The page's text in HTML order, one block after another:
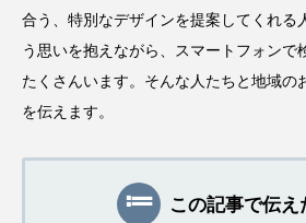
合う、特別なデザインを提案してくれる
う思いを抱えながら、スマートフォンで
たくさんいます。そんな人たちと地域の
を伝えます。
この記事で伝え